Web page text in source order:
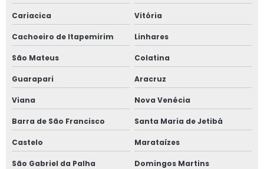
Cariacica Vitória
Cachoeiro de Itapemirim Linhares
São Mateus Colatina
Guarapari Aracruz
Viana Nova Venécia
Barra de São Francisco Santa Maria de Jetibá
Castelo Marataízes
São Gabriel da Palha Domingos Martins